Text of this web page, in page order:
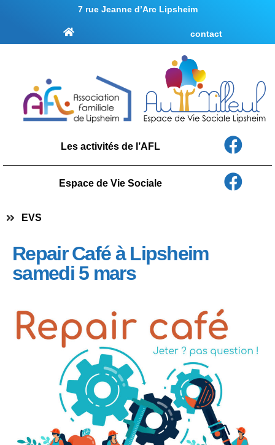
7 rue Jeanne d’Arc Lipsheim
contact
Les activités de l’AFL
Espace de Vie Sociale
EVS
Repair Café à Lipsheim
samedi 5 mars